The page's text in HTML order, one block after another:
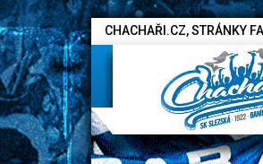
CHACHAŘI.CZ, STRÁNKY